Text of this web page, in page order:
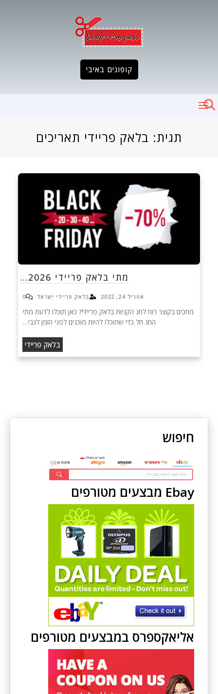
קופונים באיבי
תגית: בלאק פריידי תאריכים
מתי בלאק פריידי 2026…
אפריל 24, 2022 בלאק פריידי ישראל 0
מחכים בקוצר רוח לחג הקניות בלאק פריידי? כאן תוכלו לדעת מתי
החג חל כדי שתוכלו להיות מוכנים לפני הזמן לגבי…
בלאק פריידי
חיפוש
Ebay מבצעים מטורפים
אליאקספרס במבצעים מטורפים